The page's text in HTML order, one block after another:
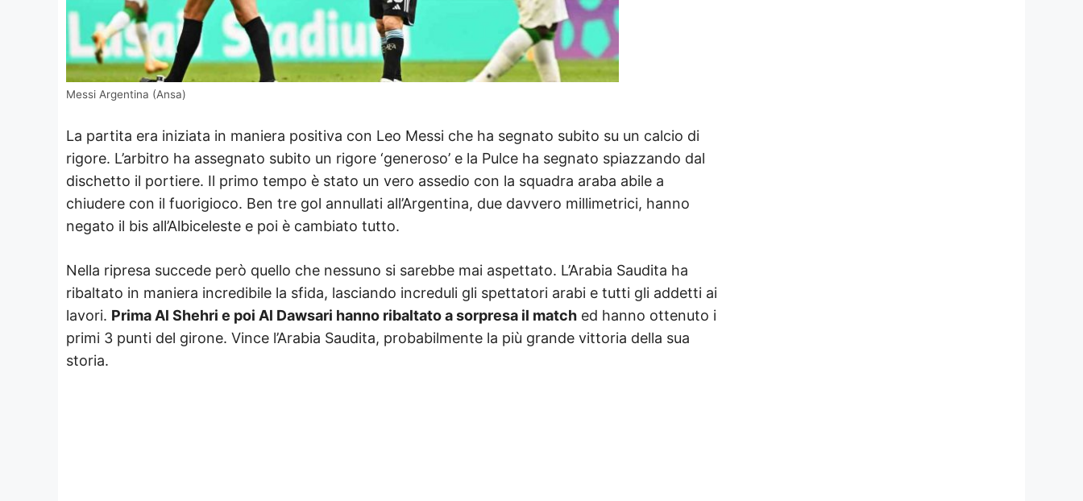
Messi Argentina (Ansa)
La partita era iniziata in maniera positiva con Leo Messi che ha segnato subito su un calcio di
rigore. L’arbitro ha assegnato subito un rigore ‘generoso’ e la Pulce ha segnato spiazzando dal
dischetto il portiere. Il primo tempo è stato un vero assedio con la squadra araba abile a
chiudere con il fuorigioco. Ben tre gol annullati all’Argentina, due davvero millimetrici, hanno
negato il bis all’Albiceleste e poi è cambiato tutto.
Nella ripresa succede però quello che nessuno si sarebbe mai aspettato. L’Arabia Saudita ha
ribaltato in maniera incredibile la sfida, lasciando increduli gli spettatori arabi e tutti gli addetti ai
lavori. Prima Al Shehri e poi Al Dawsari hanno ribaltato a sorpresa il match ed hanno ottenuto i
primi 3 punti del girone. Vince l’Arabia Saudita, probabilmente la più grande vittoria della sua
storia.